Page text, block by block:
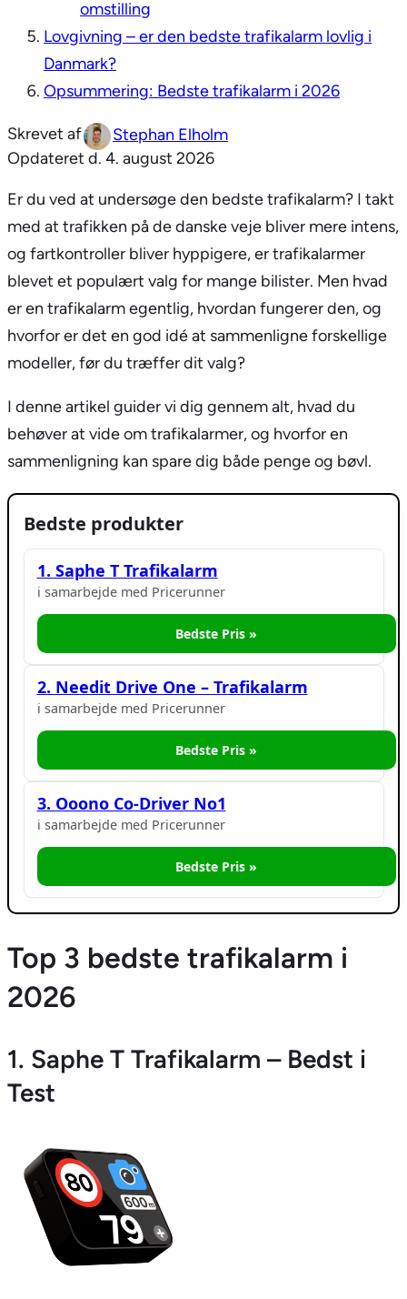
omstilling
Lovgivning – er den bedste trafikalarm lovlig i
Danmark?
Opsummering: Bedste trafikalarm i 2026
Stephan Elholm
Opdateret d. 4. august 2026
Er du ved at undersøge den bedste trafikalarm? I takt
med at trafikken på de danske veje bliver mere intens,
og fartkontroller bliver hyppigere, er trafikalarmer
blevet et populært valg for mange bilister. Men hvad
er en trafikalarm egentlig, hvordan fungerer den, og
hvorfor er det en god idé at sammenligne forskellige
modeller, før du træffer dit valg?
I denne artikel guider vi dig gennem alt, hvad du
behøver at vide om trafikalarmer, og hvorfor en
sammenligning kan spare dig både penge og bøvl.
Bedste produkter
1. Saphe T Trafikalarm
i samarbejde med Pricerunner
Bedste Pris »
2. Needit Drive One – Trafikalarm
i samarbejde med Pricerunner
Bedste Pris »
3. Ooono Co-Driver No1
i samarbejde med Pricerunner
Bedste Pris »
Top 3 bedste trafikalarm i
2026
1. Saphe T Trafikalarm – Bedst i
Test